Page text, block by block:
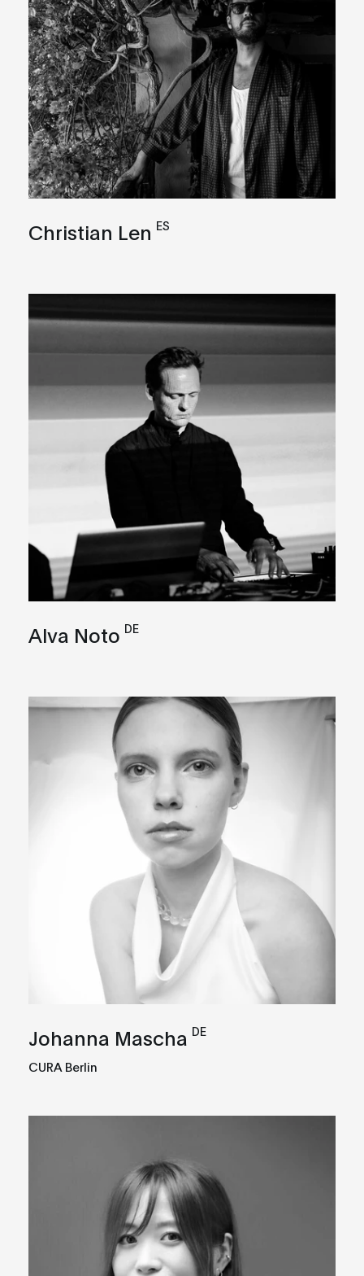
Christian Len ES
Alva Noto DE
Johanna Mascha DE
CURA Berlin